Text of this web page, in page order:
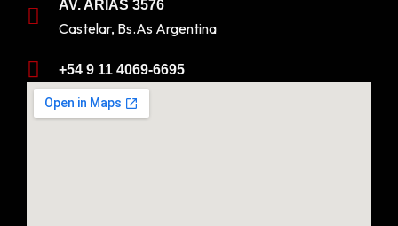
AV. ARIAS 3576
Castelar, Bs.As Argentina
+54 9 11 4069-6695